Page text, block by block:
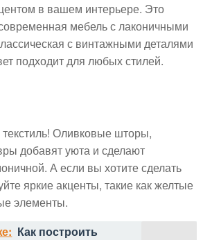
в вашем интерьере. Это
мебель с лаконичными
с винтажными деталями
подходит для любых стилей.
текстиль! Оливковые шторы,
добавят уюта и сделают
А если вы хотите сделать
яркие акценты, такие как желтые
элементы.
Как построить